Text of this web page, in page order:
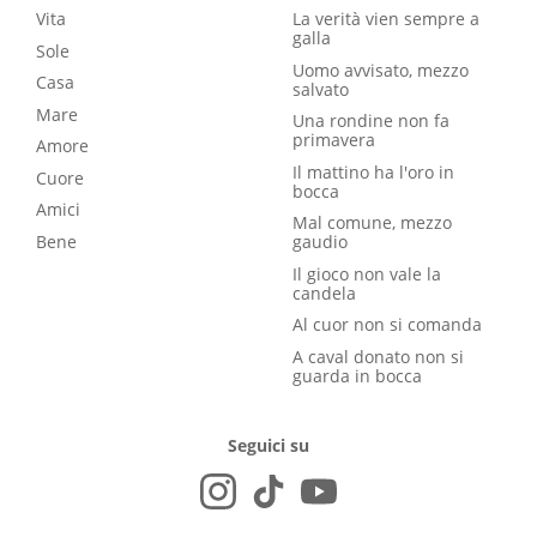
Vita
Sole
Casa
Mare
Amore
Cuore
Amici
Bene
La verità vien sempre a
galla
Uomo avvisato, mezzo
salvato
Una rondine non fa
primavera
Il mattino ha l'oro in
bocca
Mal comune, mezzo
gaudio
Il gioco non vale la
candela
Al cuor non si comanda
A caval donato non si
guarda in bocca
Seguici su